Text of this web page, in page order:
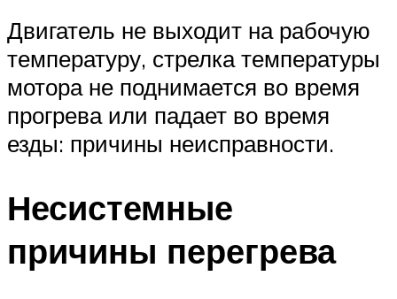
Двигатель не выходит на рабочую
температуру, стрелка температуры
мотора не поднимается во время
прогрева или падает во время
езды: причины неисправности.
Несистемные
причины перегрева